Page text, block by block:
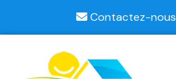
Contactez-nous